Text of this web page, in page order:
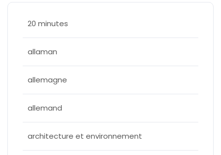
20 minutes
allaman
allemagne
allemand
architecture et environnement